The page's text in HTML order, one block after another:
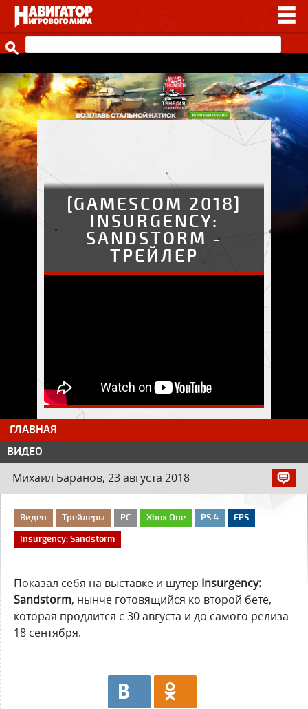
ВИДЕО
СТАТЬИ
ИГРЫ
ПРОЧЕЕ
ИГРЫ ОТ НАШИХ
[GAMESCOM 2018]
INSURGENCY:
SANDSTORM -
ТРЕЙЛЕР
ГЛАВНАЯ
ВИДЕО
Михаил Баранов, 23 августа 2018
Видео Трейлеры PC Xbox One PS 4
FPS
Insurgency: Sandstorm
Показал себя на выставке и шутер Insurgency:
Sandstorm, нынче готовящийся ко второй бете,
которая продлится с 30 августа и до самого релиза
18 сентября.